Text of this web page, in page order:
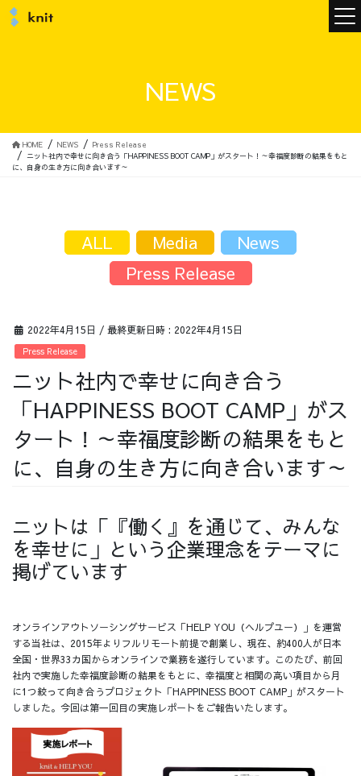
メンバー
サービス
採用情報
採用情報トップ チームインタビュー01
チームインタビュー02
お問い合わせ
NEWS
HOME NEWS
Press Release
ニット社内で幸せに向き合う「HAPPINESS BOOT CAMP」がスタート！～幸福度診断の結果をもと
に、自身の生き方に向き合います～
2022年4月15日 / 最終更新日時 : 2022年4月15日
Press Release
ニット社内で幸せに向き合う
「HAPPINESS BOOT CAMP」がス
タート！～幸福度診断の結果をもと
に、自身の生き方に向き合います～
ニットは「『働く』を通じて、みんな
を幸せに」という企業理念をテーマに
掲げています
オンラインアウトソーシングサービス「HELP YOU（ヘルプユー）」を運営
する当社は、2015年よりフルリモート前提で創業し、現在、約400人が日本
全国・世界33カ国からオンラインで業務を遂行しています。このたび、前回
社内で実施した幸福度診断の結果をもとに、幸福度と相関の高い項目から月
に1つ絞って向き合うプロジェクト「HAPPINESS BOOT CAMP」がスタート
しました。今回は第一回目の実施レポートをご報告いたします。
ALL Media
News
Press Release